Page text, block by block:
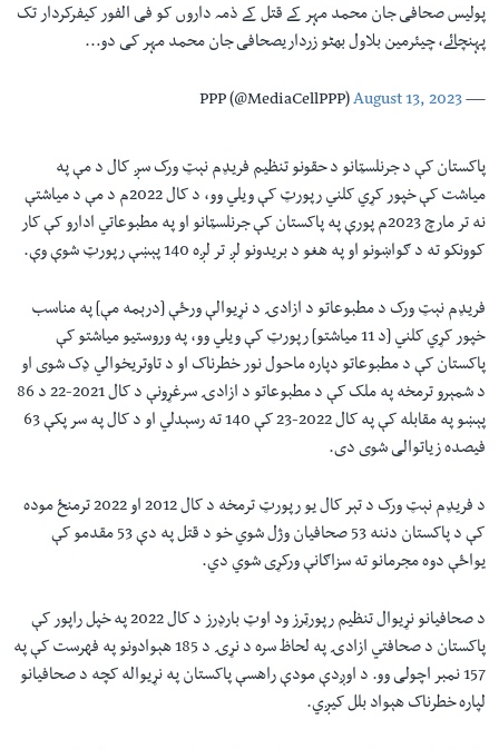
پولیس صحافی جان محمد مہر کے قتل کے ذمہ داروں کو فی الفور کیفرکردار تک
پہنچائے، چیئرمین بلاول بھٹو زرداریصحافی جان محمد مہر کی دو…
— PPP (@MediaCellPPP)
August 13, 2023
پاکستان کې د جرنلسټانو د حقونو تنظيم فریډم نېټ ورک سږ کال د مې په
میاشت کې خپور کړي کلني رپورټ کې ويلي وو، د کال 2022م د مې د میاشتې
نه تر مارچ 2023م پورې په پاکستان کې جرنلسټانو او په مطبوعاتي ادارو کې کار
کوونکو ته د ګواښونو او په هغو د بریدونو لږ تر لږه 140 پېښې رپورټ شوې وې.
فريډم نېټ ورک د مطبوعاتو د ازادۍ د نړیوالې ورځې [درېمه مې] په مناسب
خپور کړي کلني [د 11 مياشتو] رپورټ کې ویلي وو، په وروستيو مياشتو کې
پاکستان کې د مطبوعاتو دپاره ماحول نور خطرناک او د تاوتريخوالي ډک شوی او
د شمېرو ترمخه په ملک کې د مطبوعاتو د ازادۍ سرغړونې د کال 2021-22 د 86
پېښو په مقابله کې په کال 2022-23 کې 140 ته رسېدلي او د کال په سر پکې 63
فيصده زياتوالی شوی دی.
د فريډم نېټ ورک د تېر کال يو رپورټ ترمخه د کال 2012 او 2022 ترمنځ موده
کې د پاکستان دننه 53 صحافيان وژل شوي خو د قتل په دې 53 مقدمو کې
يواځې دوه مجرمانو ته سزاګانې ورکړی شوي دي.
د صحافيانو نړیوال تنظیم رپورټرز ود اوټ بارډرز د کال 2022 په خپل راپور کې
پاکستان د صحافتي ازادۍ په لحاظ سره د نړۍ د 185 هېوادونو په فهرست کې په
157 نمبر اچولی وو. د اوږدې مودې راهسې پاکستان په نړیواله کچه د صحافيانو
لپاره خطرناک هېواد بلل کيږي.